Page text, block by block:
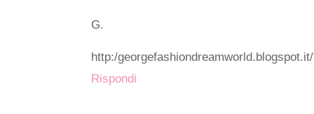
G.
http:/georgefashiondreamworld.blogspot.it/
Rispondi